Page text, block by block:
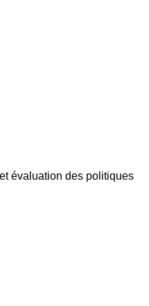
évaluation des politiques